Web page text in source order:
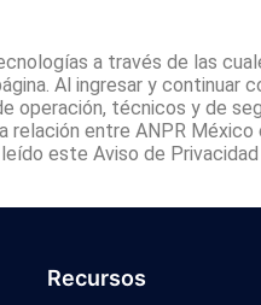
a través de las
Al ingresar y
técnicos y de
entre ANPR
este Aviso de
Recursos